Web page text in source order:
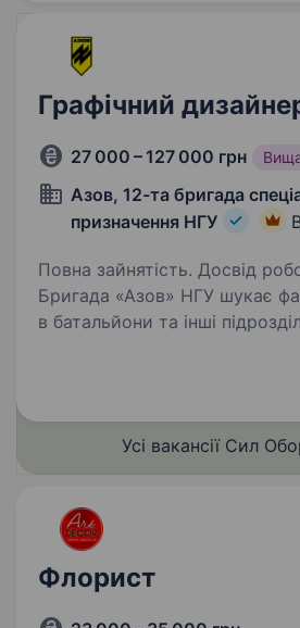
Графічний
27 000 – 127 000 грн
Азов, 12-та бригада
призначення НГУ
Повна зайнятість. Досвід
Бригада «Азов» НГУ шукає
в батальйони та інші
(брендові матеріали,…
Усі вакансії Сил
Флорист